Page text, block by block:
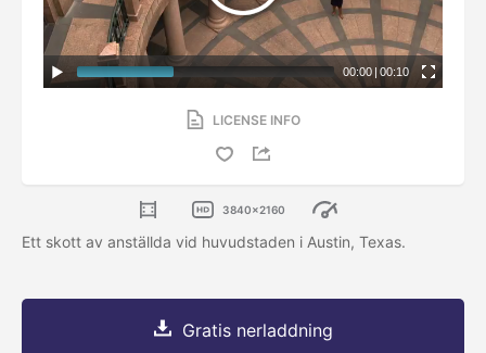
00:00 | 00:10
LICENSE INFO
3840x2160
Ett skott av anställda vid huvudstaden i Austin, Texas.
Gratis nerladdning